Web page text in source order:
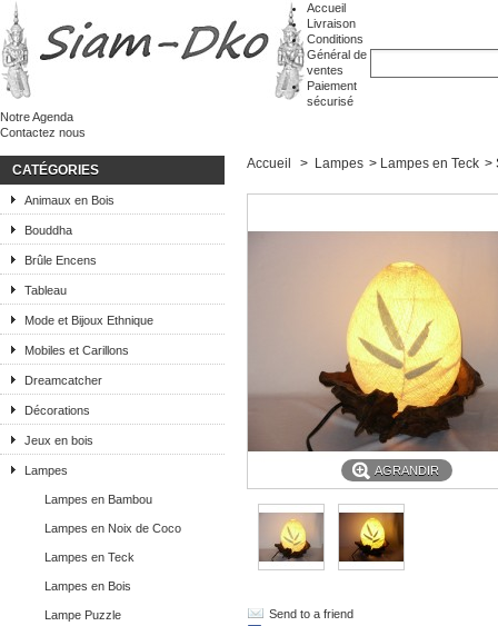
Accueil
Livraison
Conditions
Général de
ventes
Paiement
sécurisé
Notre Agenda
Contactez nous
CATÉGORIES
Animaux en Bois
Bouddha
Brûle Encens
Tableau
Mode et Bijoux Ethnique
Mobiles et Carillons
Dreamcatcher
Décorations
Jeux en bois
Lampes
Lampes en Bambou
Lampes en Noix de Coco
Lampes en Teck
Lampes en Bois
Lampe Puzzle
Accueil > Lampes > Lampes en Teck >
AGRANDIR
Send to a friend